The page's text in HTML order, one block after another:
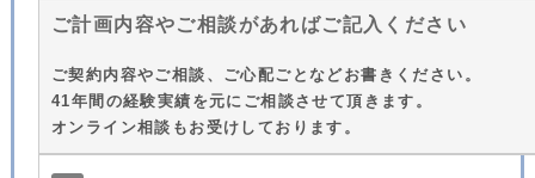
ご計画内容やご相談があればご記入ください
ご契約内容やご相談、ご心配ごとなどお書きください。
41年間の経験実績を元にご相談させて頂きます。
オンライン相談もお受けしております。